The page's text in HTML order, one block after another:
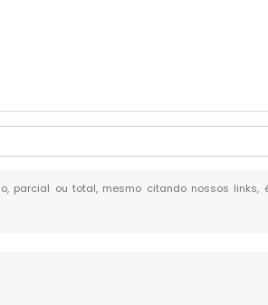
parcial ou total, mesmo citando nossos links,